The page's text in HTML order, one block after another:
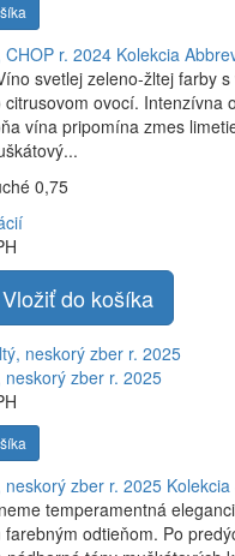
r. 2024 Kolekcia
svetlej zeleno-žltej farby
ovocí. Intenzívna
vína pripomína zmes
0,75
Vložiť do košíka
neskorý zber r. 2025
neskorý zber r. 2025
temperamentná
farebným odtieňom. Po